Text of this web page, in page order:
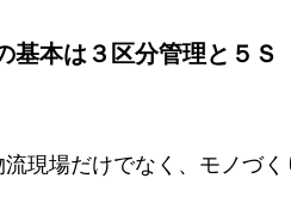
基本は３区分管理と５Ｓ
現場だけでなく、モノづ